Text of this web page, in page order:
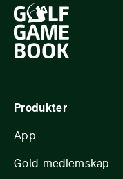
Produkter
App
Gold-medlemskap